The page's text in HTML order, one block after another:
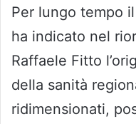
Per lungo tempo
ha indicato nel
Raffaele Fitto
della sanità
ridimensionati,